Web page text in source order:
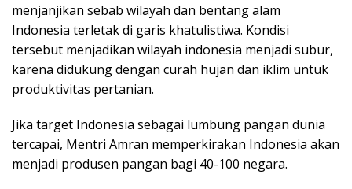
menjanjikan sebab wilayah dan bentang alam
Indonesia terletak di garis khatulistiwa. Kondisi
tersebut menjadikan wilayah indonesia menjadi subur,
karena didukung dengan curah hujan dan iklim untuk
produktivitas pertanian.
Jika target Indonesia sebagai lumbung pangan dunia
tercapai, Mentri Amran memperkirakan Indonesia akan
menjadi produsen pangan bagi 40-100 negara.